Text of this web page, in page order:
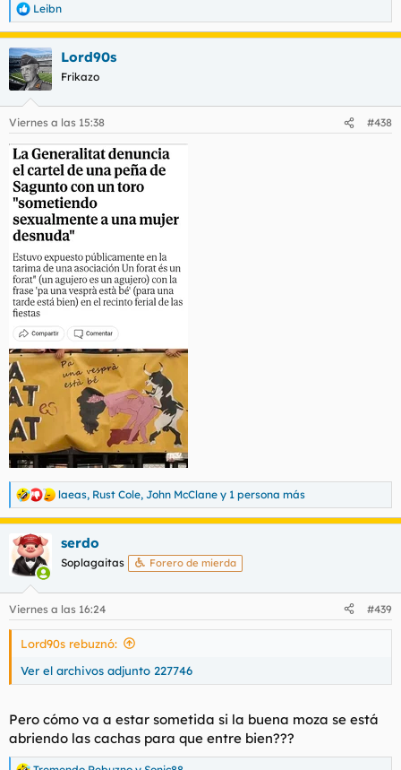
R
e
a
c
c
i
e
s
:
Leibn
Lord90s
Frikazo
Viernes a las 15:38 #438
R
e
a
c
c
i
e
s
laeas, Rust Cole, John McClane y 1 persona más
serdo
Soplagaitas Forero de mierda
Viernes a las 16:24 #439
Lord90s rebuznó:
Ver el archivos adjunto 227746
Pero cómo va a estar sometida si la buena moza se está
abriendo las cachas para que entre bien???